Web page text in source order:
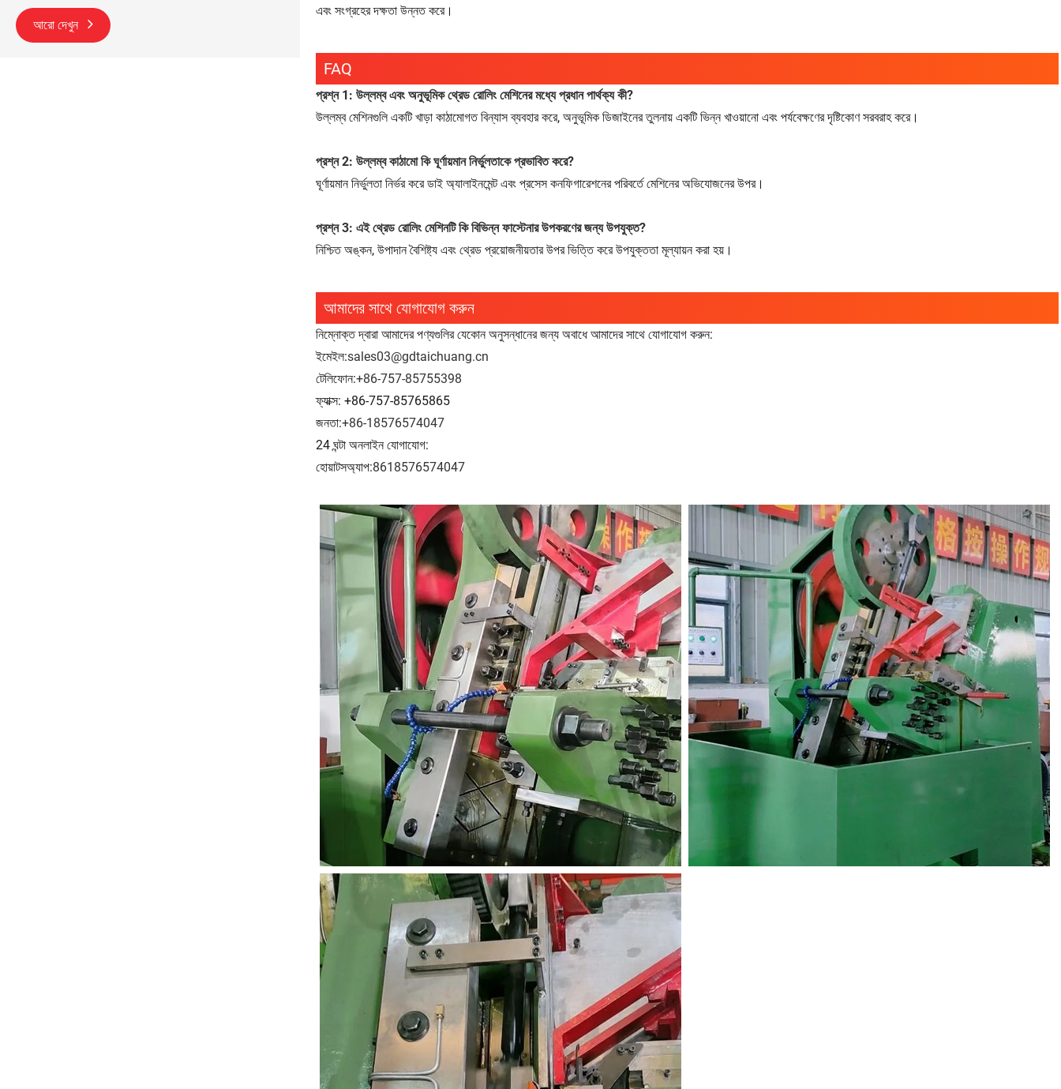
আরো দেখুন
এবং সংগ্রহের দক্ষতা উন্নত করে।
FAQ
প্রশ্ন 1: উল্লম্ব এবং অনুভূমিক থ্রেড রোলিং মেশিনের মধ্যে প্রধান পার্থক্য কী?
উল্লম্ব মেশিনগুলি একটি খাড়া কাঠামোগত বিন্যাস ব্যবহার করে, অনুভূমিক ডিজাইনের তুলনায় একটি ভিন্ন খাওয়ানো এবং পর্যবেক্ষণের দৃষ্টিকোণ সরবরাহ করে।
প্রশ্ন 2: উল্লম্ব কাঠামো কি ঘূর্ণায়মান নির্ভুলতাকে প্রভাবিত করে?
ঘূর্ণায়মান নির্ভুলতা নির্ভর করে ডাই অ্যালাইনমেন্ট এবং প্রসেস কনফিগারেশনের পরিবর্তে মেশিনের অভিযোজনের উপর।
প্রশ্ন 3: এই থ্রেড রোলিং মেশিনটি কি বিভিন্ন ফাস্টেনার উপকরণের জন্য উপযুক্ত?
নিশ্চিত অঙ্কন, উপাদান বৈশিষ্ট্য এবং থ্রেড প্রয়োজনীয়তার উপর ভিত্তি করে উপযুক্ততা মূল্যায়ন করা হয়।
আমাদের সাথে যোগাযোগ করুন
নিম্নোক্ত দ্বারা আমাদের পণ্যগুলির যেকোন অনুসন্ধানের জন্য অবাধে আমাদের সাথে যোগাযোগ করুন:
ইমেইল:sales03@gdtaichuang.cn
টেলিফোন:+86-757-85755398
ফ্যাক্স: +86-757-85765865
জনতা:+86-18576574047
24 ঘন্টা অনলাইন যোগাযোগ:
হোয়াটসঅ্যাপ:8618576574047